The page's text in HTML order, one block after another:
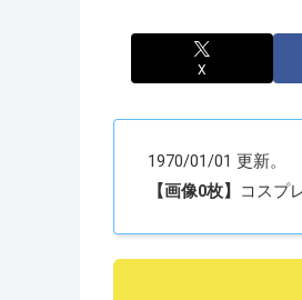
X
1970/01/01 更新。
【画像0枚】
コスプ